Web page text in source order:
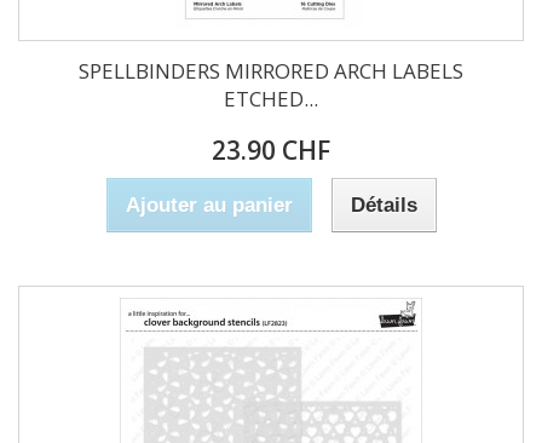
SPELLBINDERS MIRRORED ARCH LABELS
ETCHED...
23.90 CHF
Ajouter au panier Détails